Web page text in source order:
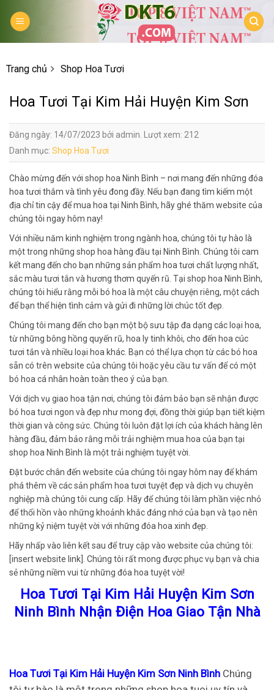
Trang chủ Shop Hoa Tươi
Hoa Tươi Tại Kim Hải Huyện Kim Sơn
Đăng ngày: 14/07/2023 bởi admin. Lượt xem: 212
Danh mục: Shop Hoa Tươi
Chào mừng đến với shop hoa Ninh Bình – nơi mang đến những đóa
hoa tươi thắm và tình yêu đong đầy. Nếu bạn đang tìm kiếm một
địa chỉ tin cậy để mua hoa tại Ninh Bình, hãy ghé thăm website của
chúng tôi ngay hôm nay!
Với nhiều năm kinh nghiệm trong ngành hoa, chúng tôi tự hào là
một trong những shop hoa hàng đầu tại Ninh Bình. Chúng tôi cam
kết mang đến cho bạn những sản phẩm hoa tươi chất lượng nhất,
sắc màu tươi tắn và hương thơm quyến rũ. Tại shop hoa Ninh Bình,
chúng tôi hiểu rằng mỗi bó hoa là một câu chuyện riêng, một cách
để bạn thể hiện tình cảm và gửi đi những lời chúc tốt đẹp.
Chúng tôi mang đến cho bạn một bộ sưu tập đa dạng các loại hoa,
từ những bông hồng quyến rũ, hoa ly tinh khôi, cho đến hoa cúc
tươi tắn và nhiều loại hoa khác. Bạn có thể lựa chọn từ các bó hoa
sẵn có trên website của chúng tôi hoặc yêu cầu tư vấn để có một
bó hoa cá nhân hoàn toàn theo ý của bạn.
Với dịch vụ giao hoa tận nơi, chúng tôi đảm bảo bạn sẽ nhận được
bó hoa tươi ngon và đẹp như mong đợi, đồng thời giúp bạn tiết kiệm
thời gian và công sức. Chúng tôi luôn đặt lợi ích của khách hàng lên
hàng đầu, đảm bảo rằng mỗi trải nghiệm mua hoa của bạn tại
shop hoa Ninh Bình là một trải nghiệm tuyệt vời.
Đặt bước chân đến website của chúng tôi ngay hôm nay để khám
phá thêm về các sản phẩm hoa tươi tuyệt đẹp và dịch vụ chuyên
nghiệp mà chúng tôi cung cấp. Hãy để chúng tôi làm phần việc nhỏ
để thổi hồn vào những khoảnh khắc đáng nhớ của bạn và tạo nên
những kỷ niệm tuyệt vời với những đóa hoa xinh đẹp.
Hãy nhấp vào liên kết sau để truy cập vào website của chúng tôi:
[insert website link]. Chúng tôi rất mong được phục vụ bạn và chia
sẻ những niềm vui từ những đóa hoa tuyệt vời!
Hoa Tươi Tại Kim Hải Huyện Kim Sơn
Ninh Bình Nhận Điện Hoa Giao Tận Nhà
Hoa Tươi Tại Kim Hải Huyện Kim Sơn Ninh Bình Chúng